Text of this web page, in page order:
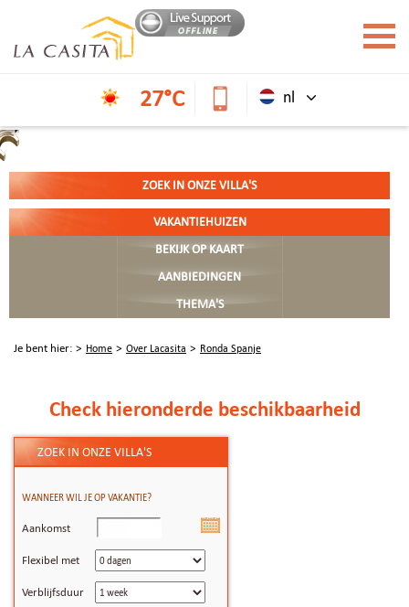
27°C nl
ZOEK IN ONZE VILLA'S
VAKANTIEHUIZEN
BEKIJK OP KAART
AANBIEDINGEN
THEMA'S
Je bent hier: Home Over Lacasita Ronda Spanje
Check hieronderde beschikbaarheid
ZOEK IN ONZE VILLA'S
WANNEER WIL JE OP VAKANTIE?
Aankomst
Flexibel met
Verblijfsduur